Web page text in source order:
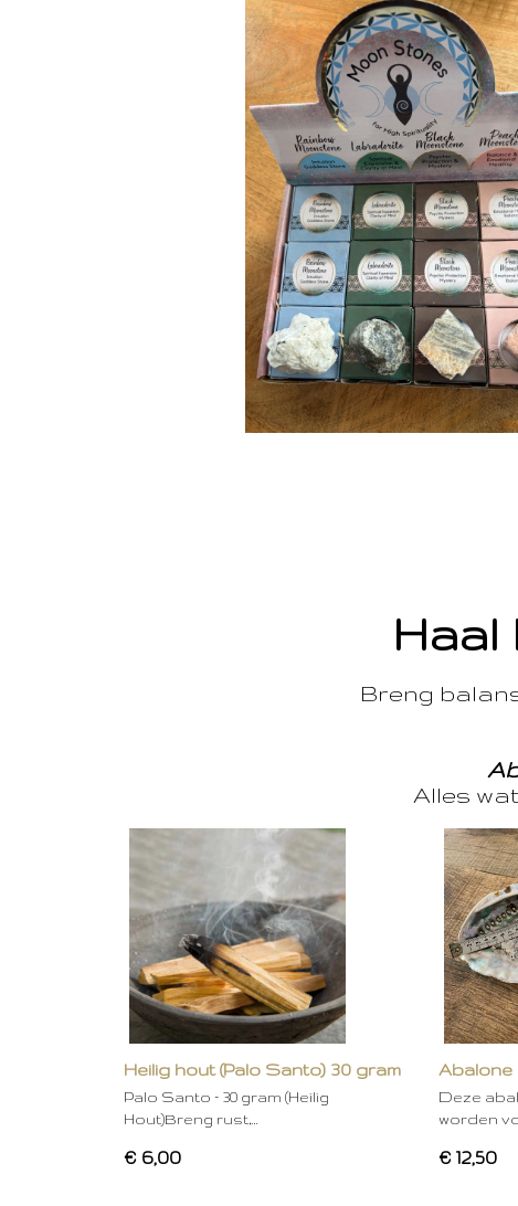
Haal
Breng
Alles
Heilig hout (Palo Santo) 30 gram
Palo Santo – 30 gram (Heilig
Hout)Breng rust,…
€ 6,00
Abalone
Deze
worden
€ 12,50